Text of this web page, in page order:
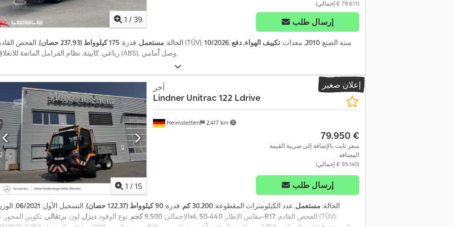
1 / 39
(‏79.611 € إجمالي)
إرسال طلب
الحالة: مستعمل, قدرة: 175 كيلوواط (237,93 حصان) , الفحص القادم (TÜV):10/2026 , سنة الصنع:2010, معدات:تكييف الهواء, دفع
رباعي, كابينة, نظام الفرامل المانعة للانغلاق (ABS), وصل أمامي,
إعلان صغير
1 / 15
Heimstetten 2.417 km
آخر
Lindner Unitrac 122 Ldrive
‏79.950 €
سعر ثابت بالإضافة إلى ضريبة القيمة
المضافة
(‏95.140 € إجمالي)
إرسال طلب
الحالة: مستعمل, عدد الكيلومترات المقطوعة:30.200 كم , قدرة:90 كيلوواط (122,37 حصان) , التسجيل الأول: 06/2021
,
الإجمالي:9.500 كجم , نوع الوقود:ديزل, لون:برتقالي, تكوين المحور: 4x4 , مقاس الإطار:440-50-R17
, الفحص القادم (TÜV):